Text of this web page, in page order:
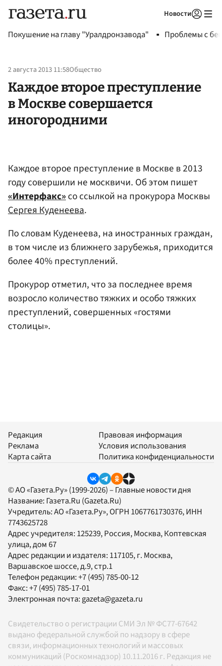
Новости
Покушение на главу "Уралдронзавода" Проблемы с
2 августа 2013 11:58Общество
Каждое второе преступление
в Москве совершается
иногородними
Каждое второе преступление в Москве в 2013
году совершили не москвичи. Об этом пишет
«Интерфакс»со ссылкой на прокурора Москвы
Сергея Куденеева.
По словам Куденеева, на иностранных граждан,
в том числе из ближнего зарубежья, приходится
более 40% преступлений.
Прокурор отметил, что за последнее время
возросло количество тяжких и особо тяжких
преступлений, совершенных «гостями
столицы».
Редакция
Реклама
Карта сайта
Правовая информация
Условия использования
Политика конфиденциальности
© АО «Газета.Ру» (1999-2026) – Главные новости дня
Название: Газета.Ru (Gazeta.Ru)
Учредитель:АО «Газета.Ру», ОГРН 1067761730376, ИНН
7743625728
Адрес учредителя: 125239, Россия, Москва, Коптевская
улица, дом 67
Адрес редакции и издателя: 117105, г. Москва,
Варшавское шоссе, д.9, стр.1
Телефон редакции:+7 (495) 785-00-12
Факс:+7 (495) 785-17-01
Электронная почта: gazeta@gazeta.ru
Свидетельство о регистрации СМИ Эл № ФС77-67642
выдано федеральной службой по надзору в сфере
связи, информационных технологий и массовых
коммуникаций (Роскомнадзор) 10.11.2016 г. Редакция не